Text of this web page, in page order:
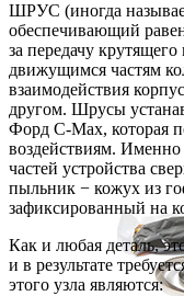
ШРУС (иногда
обеспечивающий
за передачу
движущимся частям
взаимодействия
другом. Шрусы
Форд C-Max, которая
воздействиям.
частей устройства
пыльник − кожух из
зафиксированный на
Как и любая деталь,
и в результате
этого узла являются: